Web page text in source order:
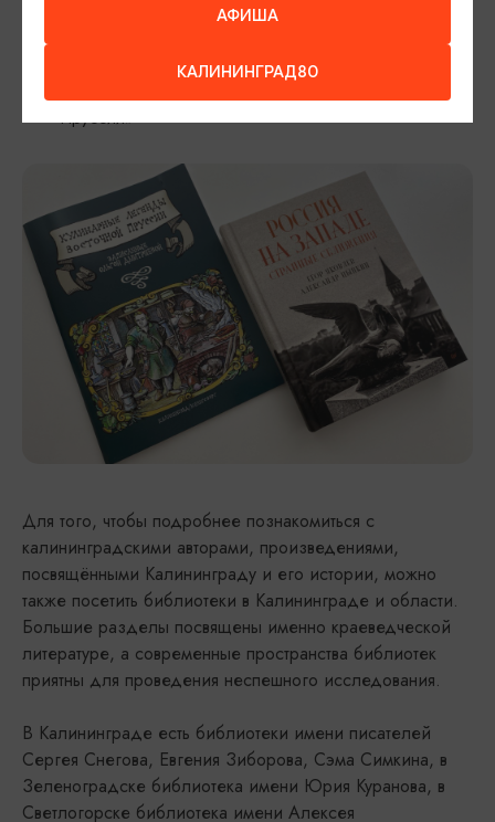
Пруссии»
Для того, чтобы подробнее познакомиться с
калининградскими авторами, произведениями,
посвящёнными Калининграду и его истории, можно
также посетить библиотеки в Калининграде и области.
Большие разделы посвящены именно краеведческой
литературе, а современные пространства библиотек
приятны для проведения неспешного исследования.
В Калининграде есть библиотеки имени писателей
Сергея Снегова, Евгения Зиборова, Сэма Симкина, в
Зеленоградске библиотека имени Юрия Куранова, в
Светлогорске библиотека имени Алексея
АФИША
КАЛИНИНГРАД80